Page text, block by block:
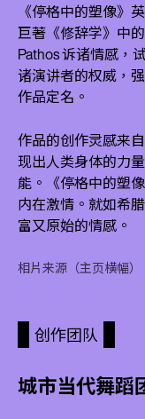
《停格中的塑像》
巨著《修辞学》中
Pathos 诉诸情感，
诸演讲者的权威，
作品定名。
作品的创作灵感来
现出人类身体的力
能。《停格中的塑
内在激情。就如希
富又原始的情感。
相片来源（主页横幅
创作团队
城市当代舞蹈